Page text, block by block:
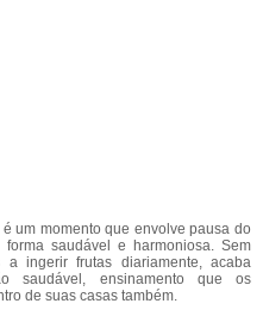
é um momento que envolve pausa do
saudável e harmoniosa. Sem
ingerir frutas diariamente, acaba
saudável, ensinamento que os
de suas casas também.